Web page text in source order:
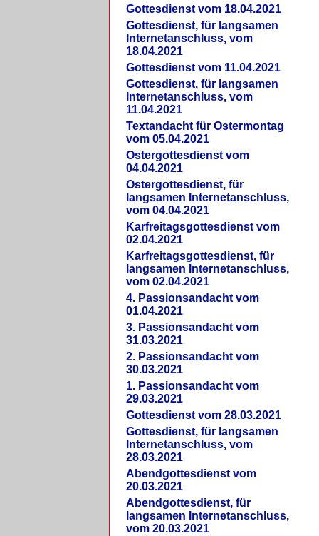
Gottesdienst vom 18.04.2021
Gottesdienst, für langsamen
Internetanschluss, vom
18.04.2021
Gottesdienst vom 11.04.2021
Gottesdienst, für langsamen
Internetanschluss, vom
11.04.2021
Textandacht für Ostermontag
vom 05.04.2021
Ostergottesdienst vom
04.04.2021
Ostergottesdienst, für
langsamen Internetanschluss,
vom 04.04.2021
Karfreitagsgottesdienst vom
02.04.2021
Karfreitagsgottesdienst, für
langsamen Internetanschluss,
vom 02.04.2021
4. Passionsandacht vom
01.04.2021
3. Passionsandacht vom
31.03.2021
2. Passionsandacht vom
30.03.2021
1. Passionsandacht vom
29.03.2021
Gottesdienst vom 28.03.2021
Gottesdienst, für langsamen
Internetanschluss, vom
28.03.2021
Abendgottesdienst vom
20.03.2021
Abendgottesdienst, für
langsamen Internetanschluss,
vom 20.03.2021